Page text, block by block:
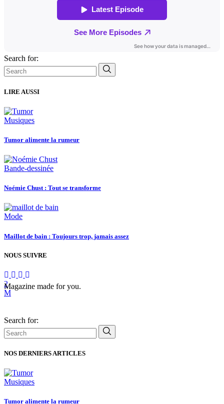
Search for:
LIRE AUSSI
Musiques
Tumor alimente la rumeur
Bande-dessinée
Noémie Chust : Tout se transforme
Mode
Maillot de bain : Toujours trop, jamais assez
NOUS SUIVRE
Magazine made for you.
Search for:
NOS DERNIERS ARTICLES
Musiques
Tumor alimente la rumeur